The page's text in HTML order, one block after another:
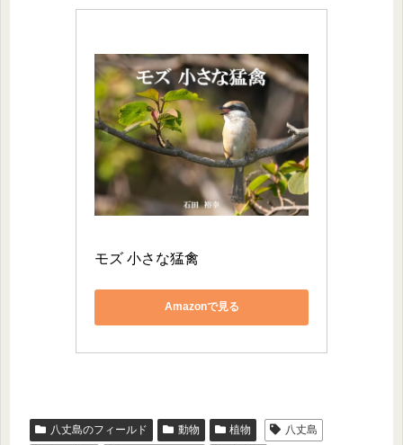
モズ 小さな猛禽
Amazonで見る
八丈島のフィールド 動物 植物
八丈島